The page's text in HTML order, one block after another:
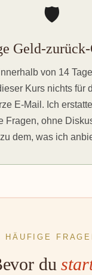
🛡️
Geld-
von 14
Kurs nichts für
E-Mail. Ich
Fragen, ohne
zu dem, was ich
HÄUFIGE
du